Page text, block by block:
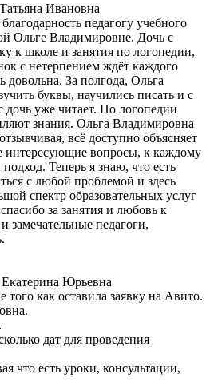
Ивановна
педагогу учебного
Ольге Владимировне. Дочь с
к школе и занятия по логопедии,
с нетерпением ждёт каждого
довольна. За полгода, Ольга
буквы, научились писать и с
дочь уже читает. По логопедии
знания. Ольга Владимировна
всё доступно объясняет
интересующие вопросы, к каждому
Теперь я знаю, что есть
с любой проблемой и здесь
спектр образовательных услуг
за занятия и любовь к
педагоги,
Юрьевна
того как оставила заявку на Авито.
дат для проведения
что есть уроки, консультации,